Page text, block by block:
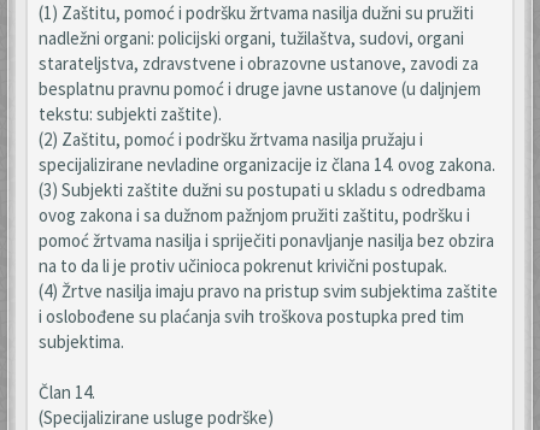
(1) Zaštitu, pomoć i podršku žrtvama nasilja dužni su pružiti
nadležni organi: policijski organi, tužilaštva, sudovi, organi
starateljstva, zdravstvene i obrazovne ustanove, zavodi za
besplatnu pravnu pomoć i druge javne ustanove (u daljnjem
tekstu: subjekti zaštite).
(2) Zaštitu, pomoć i podršku žrtvama nasilja pružaju i
specijalizirane nevladine organizacije iz člana 14. ovog zakona.
(3) Subjekti zaštite dužni su postupati u skladu s odredbama
ovog zakona i sa dužnom pažnjom pružiti zaštitu, podršku i
pomoć žrtvama nasilja i spriječiti ponavljanje nasilja bez obzira
na to da li je protiv učinioca pokrenut krivični postupak.
(4) Žrtve nasilja imaju pravo na pristup svim subjektima zaštite
i oslobođene su plaćanja svih troškova postupka pred tim
subjektima.
Član 14.
(Specijalizirane usluge podrške)